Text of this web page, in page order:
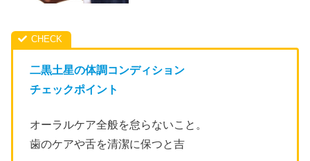
二黒土星の体調コンディション
チェックポイント
オーラルケア全般を怠らないこと。
歯のケアや舌を清潔に保つと吉